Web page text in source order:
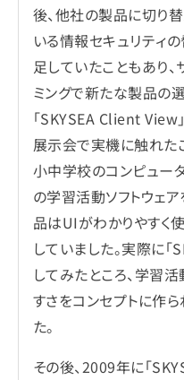
後、他社の製品に切り
いる情報セキュリティ
足していたこともあり
ミングで新たな製品の
「SKYSEA Client View
展示会で実機に触れた
小中学校のコンピュー
の学習活動ソフトウェ
品はUIがわかりやすく
していました。実際に
してみたところ、学習
すさをコンセプトに作
た。
その後、2009年に「